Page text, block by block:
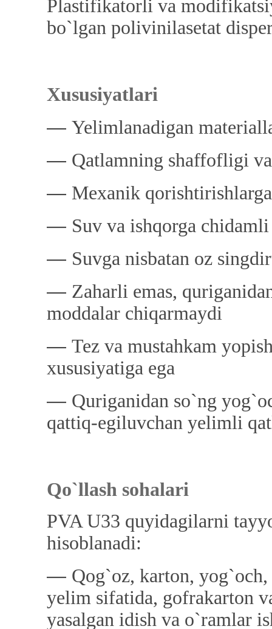
Plastifikatorli va
bo`lgan polivinilasetat
Xususiyatlari
― Yelimlanadigan
― Qatlamning shaffofligi
― Mexanik
― Suv va ishqorga chidamli
― Suvga nisbatan oz
― Zaharli emas,
moddalar chiqarmaydi
― Tez va mustahkam
xususiyatiga ega
― Quriganidan so`ng
qattiq-egiluvchan yelimli
Qo`llash sohalari
PVA U33 quyidagilarni
hisoblanadi:
― Qog`oz, karton,
yelim sifatida, gofrakarton
yasalgan idish va o`ramlar